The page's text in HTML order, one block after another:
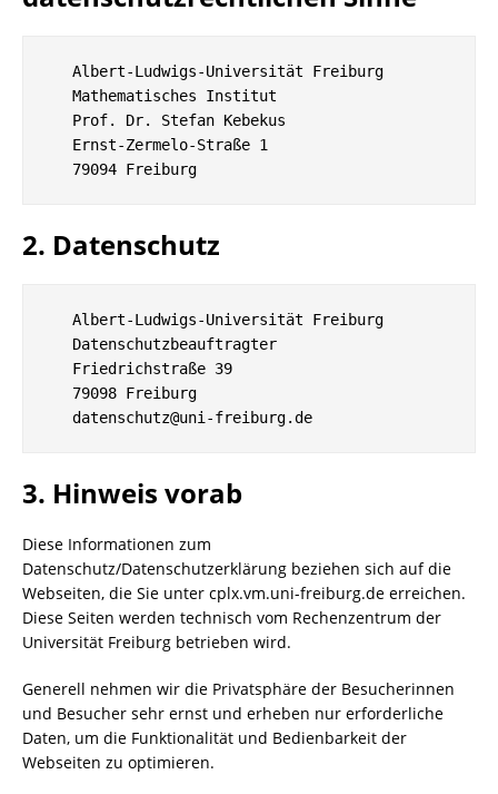
   Albert-Ludwigs-Universität Freiburg
   Mathematisches Institut
   Prof. Dr. Stefan Kebekus
   Ernst-Zermelo-Straße 1
2. Datenschutz
   Albert-Ludwigs-Universität Freiburg
   Datenschutzbeauftragter
   Friedrichstraße 39
   79098 Freiburg
3. Hinweis vorab
Diese Informationen zum
Datenschutz/Datenschutzerklärung beziehen sich auf die
Webseiten, die Sie unter cplx.vm.uni-freiburg.de erreichen.
Diese Seiten werden technisch vom Rechenzentrum der
Universität Freiburg betrieben wird.
Generell nehmen wir die Privatsphäre der Besucherinnen
und Besucher sehr ernst und erheben nur erforderliche
Daten, um die Funktionalität und Bedienbarkeit der
Webseiten zu optimieren.